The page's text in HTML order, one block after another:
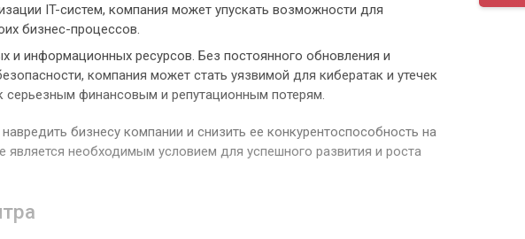
IT-систем, компания может упускать возможности для
бизнес-процессов.
и информационных ресурсов. Без постоянного обновления и
компания может стать уязвимой для кибератак и утечек
серьезным финансовым и репутационным потерям.
бизнесу компании и снизить ее конкурентоспособность на
необходимым условием для успешного развития и роста